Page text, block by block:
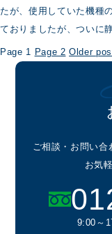
たが、使用していた機種
ておりましたが、ついに
投
Page 1 Page 2 Older
ご相談・お問い
お気
9:00～